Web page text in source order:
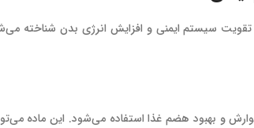
سیستم ایمنی و افزایش انرژی بدن شناخته
و بهبود هضم غذا استفاده می‌شود. این ماده